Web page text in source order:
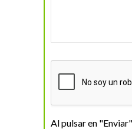
Al pulsar en